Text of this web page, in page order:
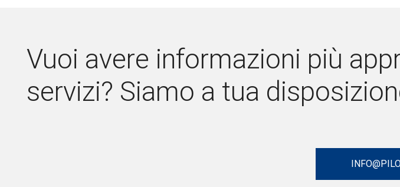
Vuoi avere informazioni più
servizi? Siamo a tua